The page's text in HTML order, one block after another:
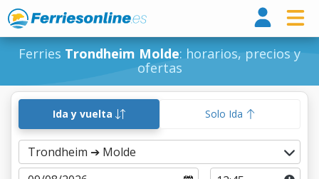
Ferries Trondheim Molde: horarios, precios y
ofertas
Ida y vuelta Solo Ida